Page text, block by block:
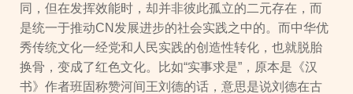
同，但在发挥效能时，却并非彼此孤立的二元存在，而
是统一于推动CN发展进步的社会实践之中的。而中华优
秀传统文化一经党和人民实践的创造性转化，也就脱胎
换骨，变成了红色文化。比如“实事求是”，原本是《汉
书》作者班固称赞河间王刘德的话，意思是说刘德在古